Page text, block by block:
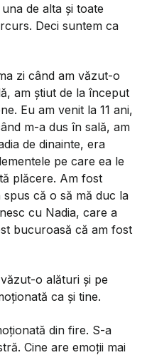
de alta și toate
Deci suntem ca
zi când am văzut-o
am știut de la început
Eu am venit la 11 ani,
m-a dus în sală, am
de dinainte, era
pe care ea le
plăcere. Am fost
că o să mă duc la
cu Nadia, care a
bucuroasă că am fost
o alături și pe
ca și tine.
din fire. S-a
Cine are emoții mai